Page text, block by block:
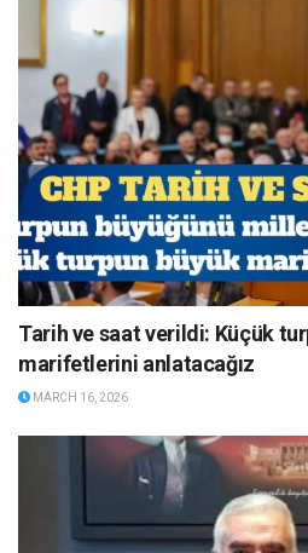
Tarih ve saat verildi: Küçük
marifetlerini anlatacağız
MARCH 16, 2026